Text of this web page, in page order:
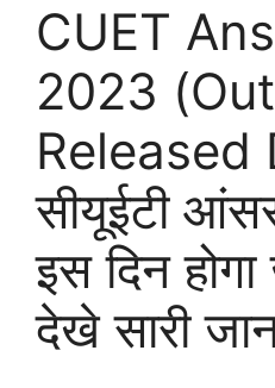
CUET
2023
Released
सीयूईटी
इस दिन
देखे सारी